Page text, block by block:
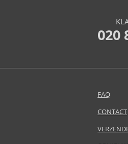
Avril Lavigne (9)
Balenciaga (3)
Banana Republic (47)
Bath & Body Works
020
FAQ
CONTACT